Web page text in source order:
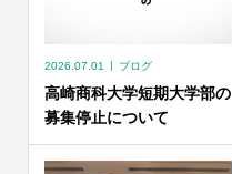
2026.07.01 ブログ
高崎商科大学短期大学部の
募集停止について